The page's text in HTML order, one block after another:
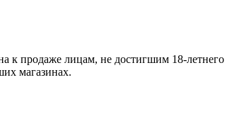
к продаже лицам, не достигшим 18-летнего
магазинах.